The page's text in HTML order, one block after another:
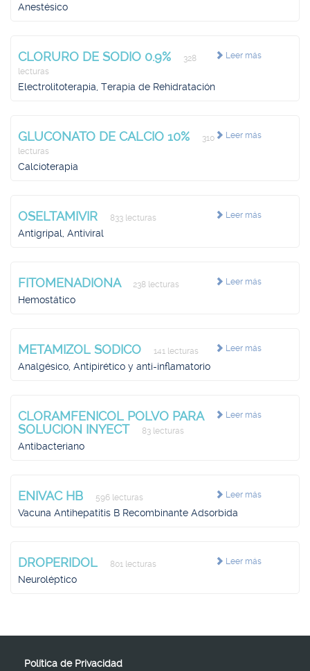
Anestésico
Leer más
CLORURO DE SODIO 0.9%
328
lecturas
Electrolitoterapia, Terapia de Rehidratación
Leer más
GLUCONATO DE CALCIO 10%
310
lecturas
Calcioterapia
Leer más
OSELTAMIVIR 833 lecturas
Antigripal, Antiviral
Leer más
FITOMENADIONA 238 lecturas
Hemostático
Leer más
METAMIZOL SODICO 141 lecturas
Analgésico, Antipirético y anti-inflamatorio
Leer más
CLORAMFENICOL POLVO PARA
SOLUCION INYECT
83 lecturas
Antibacteriano
Leer más
ENIVAC HB 596 lecturas
Vacuna Antihepatitis B Recombinante Adsorbida
Leer más
DROPERIDOL 801 lecturas
Neuroléptico
Política de Privacidad